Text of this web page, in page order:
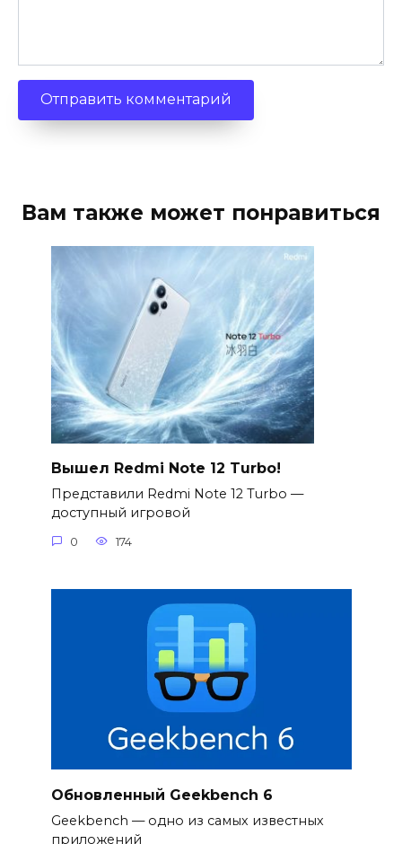
Вам также может понравиться
Вышел Redmi Note 12 Turbo!
Представили Redmi Note 12 Turbo —
доступный игровой
0 174
Обновленный Geekbench 6
Geekbench — одно из самых известных
приложений